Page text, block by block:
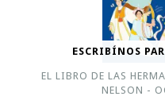
ESCRIBÍNOS
EL LIBRO DE LAS
NELSON -